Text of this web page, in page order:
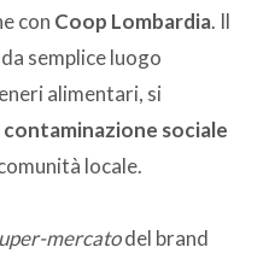
con Coop Lombardia. Il
semplice luogo
alimentari, si
sociale
locale.
mercatodel brand